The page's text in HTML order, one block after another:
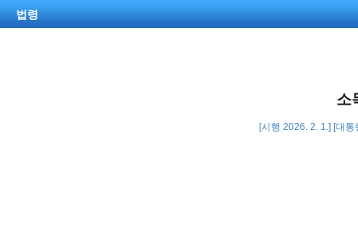
법령
소
[시행 2026. 2. 1.] [대